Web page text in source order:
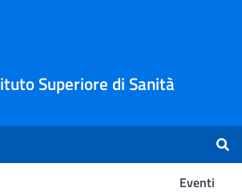
Superiore di Sanità
Eventi